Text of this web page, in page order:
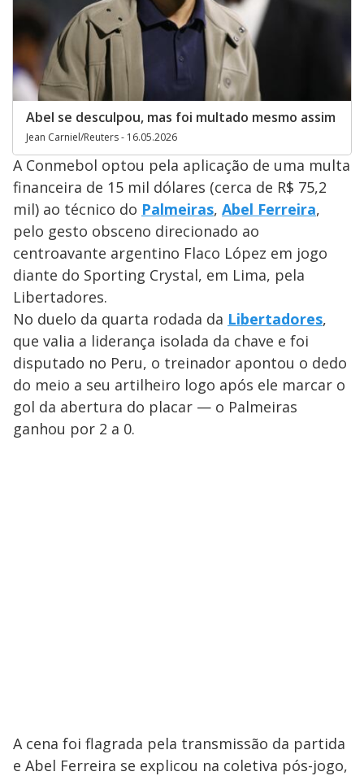
Abel se desculpou, mas foi multado mesmo assim
Jean Carniel/Reuters - 16.05.2026
A Conmebol optou pela aplicação de uma multa
financeira de 15 mil dólares (cerca de R$ 75,2
mil) ao técnico do Palmeiras, Abel Ferreira,
pelo gesto obsceno direcionado ao
centroavante argentino Flaco López em jogo
diante do Sporting Crystal, em Lima, pela
Libertadores.
No duelo da quarta rodada da Libertadores,
que valia a liderança isolada da chave e foi
disputado no Peru, o treinador apontou o dedo
do meio a seu artilheiro logo após ele marcar o
gol da abertura do placar — o Palmeiras
ganhou por 2 a 0.
A cena foi flagrada pela transmissão da partida
e Abel Ferreira se explicou na coletiva pós-jogo,